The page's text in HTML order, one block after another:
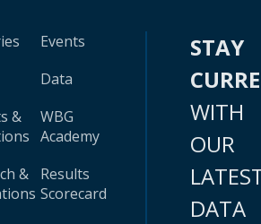
&
&
Events
Data
WBG
Academy
Results
Scorecard
STAY
WITH
OUR
DATA